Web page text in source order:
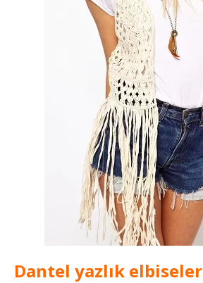
Dantel yazlık elbiseler